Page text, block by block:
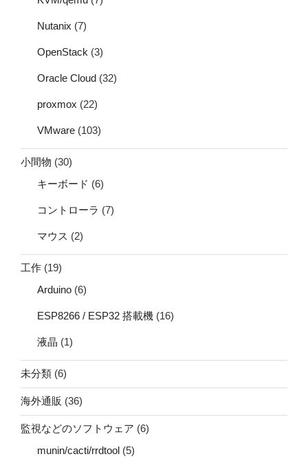
Nutanix (7)
OpenStack (3)
Oracle Cloud (32)
proxmox (22)
VMware (103)
小間物 (30)
キーボード (6)
コントローラ (7)
マウス (2)
工作 (19)
Arduino (6)
ESP8266 / ESP32 搭載機 (16)
液晶 (1)
未分類 (6)
海外通販 (36)
監視などのソフトウェア (6)
munin/cacti/rrdtool (5)